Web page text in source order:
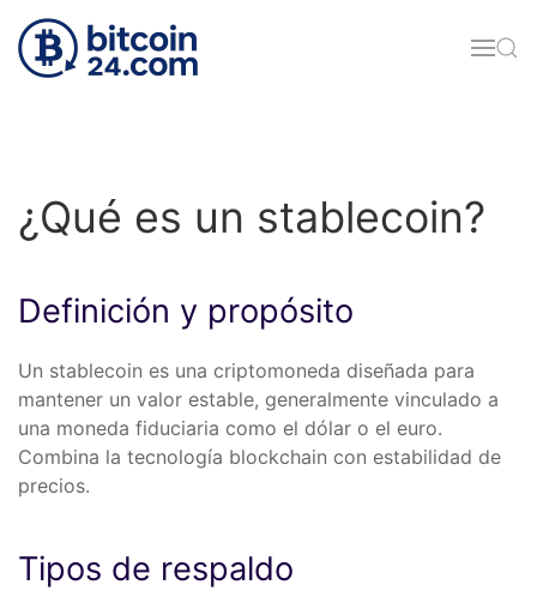
Skip to main content
¿Qué es un stablecoin?
Definición y propósito
Un stablecoin es una criptomoneda diseñada para
mantener un valor estable, generalmente vinculado a
una moneda fiduciaria como el dólar o el euro.
Combina la tecnología blockchain con estabilidad de
precios.
Tipos de respaldo